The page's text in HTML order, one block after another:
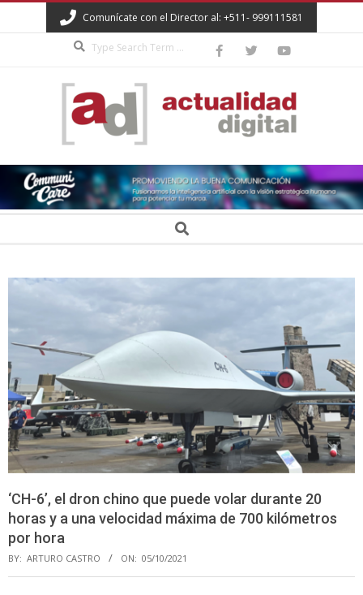
to
Comunícate con el Director al: +511- 999111581
ACTUALIDAD
DIGITAL Search
‘CH-6’, el dron chino que puede volar durante 20
horas y a una velocidad máxima de 700 kilómetros
por hora
BY: ARTURO CASTRO ON: 05/10/2021